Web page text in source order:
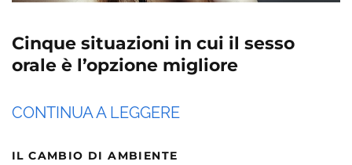
Cinque situazioni in cui il sesso
orale è l’opzione migliore
CONTINUA A LEGGERE
IL CAMBIO DI AMBIENTE